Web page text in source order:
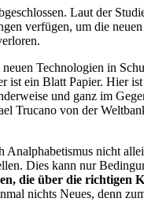
Laut der
verfügen, um die
Technologien in
ein Blatt Papier. Hier
und ganz im
Trucano von der
Analphabetismus nicht
Dies kann nur
die über die richtigen
nichts Neues, denn